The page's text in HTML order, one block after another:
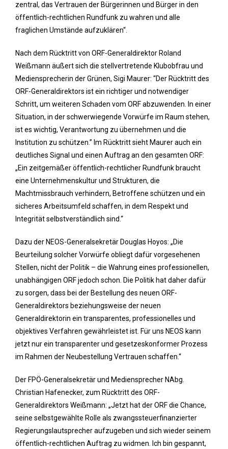
zentral, das Vertrauen der Bürgerinnen und Bürger in den
öffentlich-rechtlichen Rundfunk zu wahren und alle
fraglichen Umstände aufzuklären“.
Nach dem Rücktritt von ORF-Generaldirektor Roland
Weißmann äußert sich die stellvertretende Klubobfrau und
Mediensprecherin der Grünen, Sigi Maurer: “Der Rücktritt des
ORF-Generaldirektors ist ein richtiger und notwendiger
Schritt, um weiteren Schaden vom ORF abzuwenden. In einer
Situation, in der schwerwiegende Vorwürfe im Raum stehen,
ist es wichtig, Verantwortung zu übernehmen und die
Institution zu schützen.” Im Rücktritt sieht Maurer auch ein
deutliches Signal und einen Auftrag an den gesamten ORF:
„Ein zeitgemäßer öffentlich-rechtlicher Rundfunk braucht
eine Unternehmenskultur und Strukturen, die
Machtmissbrauch verhindern, Betroffene schützen und ein
sicheres Arbeitsumfeld schaffen, in dem Respekt und
Integrität selbstverständlich sind.“
Dazu der NEOS-Generalsekretär Douglas Hoyos: „Die
Beurteilung solcher Vorwürfe obliegt dafür vorgesehenen
Stellen, nicht der Politik – die Wahrung eines professionellen,
unabhängigen ORF jedoch schon. Die Politik hat daher dafür
zu sorgen, dass bei der Bestellung des neuen ORF-
Generaldirektors beziehungsweise der neuen
Generaldirektorin ein transparentes, professionelles und
objektives Verfahren gewährleistet ist. Für uns NEOS kann
jetzt nur ein transparenter und gesetzeskonformer Prozess
im Rahmen der Neubestellung Vertrauen schaffen.“
Der FPÖ-Generalsekretär und Mediensprecher NAbg.
Christian Hafenecker, zum Rücktritt des ORF-
Generaldirektors Weißmann: „Jetzt hat der ORF die Chance,
seine selbstgewählte Rolle als zwangssteuerfinanzierter
Regierungslautsprecher aufzugeben und sich wieder seinem
öffentlich-rechtlichen Auftrag zu widmen. Ich bin gespannt,